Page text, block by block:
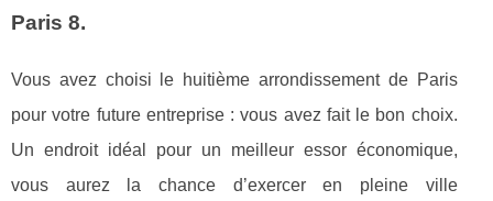
Paris 8.
Vous avez choisi le huitième arrondissement de Paris
pour votre future entreprise : vous avez fait le bon choix.
Un endroit idéal pour un meilleur essor économique,
vous aurez la chance d’exercer en pleine ville